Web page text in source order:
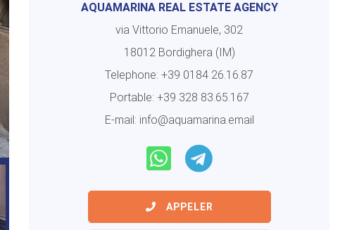
AQUAMARINA REAL ESTATE AGENCY
via Vittorio Emanuele, 302
18012 Bordighera (IM)
Telephone: +39 0184 26.16.87
Portable: +39 328 83.65.167
E-mail: info@aquamarina.email
APPELER